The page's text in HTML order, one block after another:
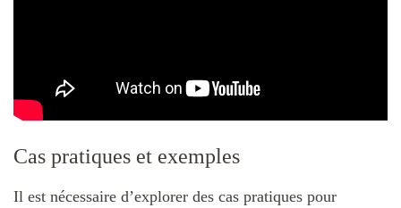
Cas pratiques et exemples
Il est nécessaire d’explorer des cas pratiques pour